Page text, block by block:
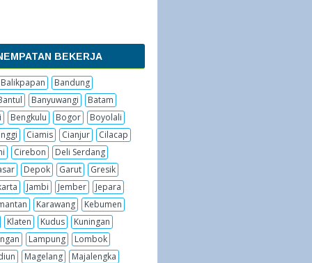
BEKERJA
Balikpapan
Bandung
Banyuwangi
Batam
Bengkulu Bogor
Boyolali
Ciamis Cianjur
Cilacap
Cirebon
Deli Serdang
Depok Garut
Gresik
Jambi Jember
Jepara
Karawang
Kebumen
Klaten
Kudus
Kuningan
Lampung
Lombok
Magelang
Majalengka